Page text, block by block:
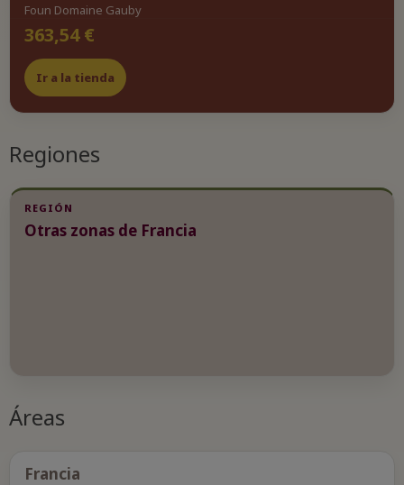
Foun Domaine Gauby
363,54 €
Ir a la tienda
Regiones
REGIÓN
Otras zonas de Francia
Áreas
Francia